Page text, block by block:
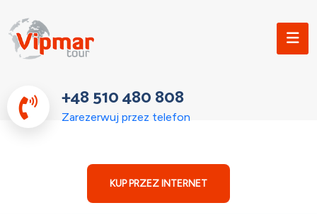
+48 510 480 808
Zarezerwuj przez telefon
KUP PRZEZ INTERNET